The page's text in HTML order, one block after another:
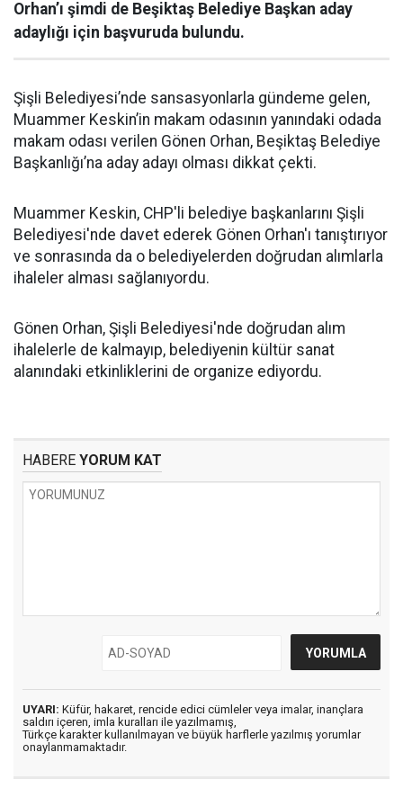
Orhan’ı şimdi de Beşiktaş Belediye Başkan aday
adaylığı için başvuruda bulundu.
Şişli Belediyesi’nde sansasyonlarla gündeme gelen,
Muammer Keskin’in makam odasının yanındaki odada
makam odası verilen Gönen Orhan, Beşiktaş Belediye
Başkanlığı’na aday adayı olması dikkat çekti.
Muammer Keskin, CHP'li belediye başkanlarını Şişli
Belediyesi'nde davet ederek Gönen Orhan'ı tanıştırıyor
ve sonrasında da o belediyelerden doğrudan alımlarla
ihaleler alması sağlanıyordu.
Gönen Orhan, Şişli Belediyesi'nde doğrudan alım
ihalelerle de kalmayıp, belediyenin kültür sanat
alanındaki etkinliklerini de organize ediyordu.
HABERE YORUM KAT
UYARI: Küfür, hakaret, rencide edici cümleler veya imalar, inançlara
saldırı içeren, imla kuralları ile yazılmamış,
Türkçe karakter kullanılmayan ve büyük harflerle yazılmış yorumlar
onaylanmamaktadır.